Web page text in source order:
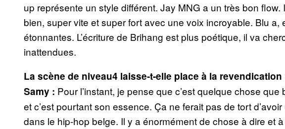
up représente un style différent. Jay MNG a un très bon
bien, super vite et super fort avec une voix incroyable. Blu
étonnantes. L’écriture de Brihang est plus poétique, il va
inattendues.
La scène de niveau4 laisse-t-elle place à la revendication
Samy : Pour l’instant, je pense que c’est quelque chose
et c’est pourtant son essence. Ça ne ferait pas de tort
dans le hip-hop belge. Il y a énormément de chose à dire et